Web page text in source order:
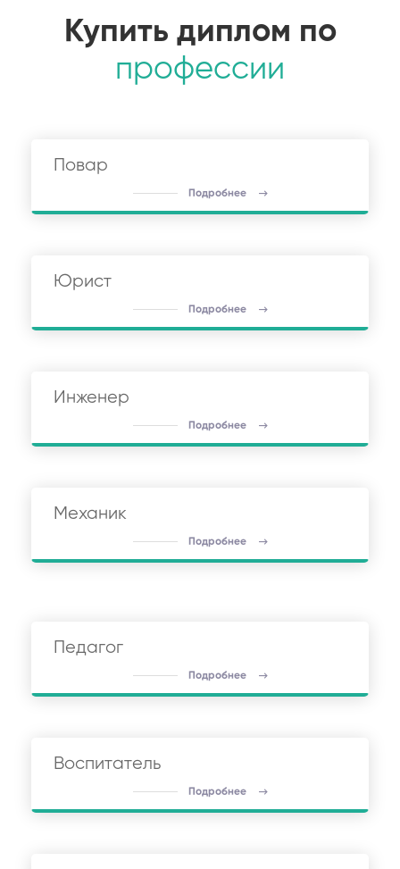
Купить диплом по
профессии
Повар
Подробнее
Юрист
Подробнее
Инженер
Подробнее
Механик
Подробнее
Педагог
Подробнее
Воспитатель
Подробнее